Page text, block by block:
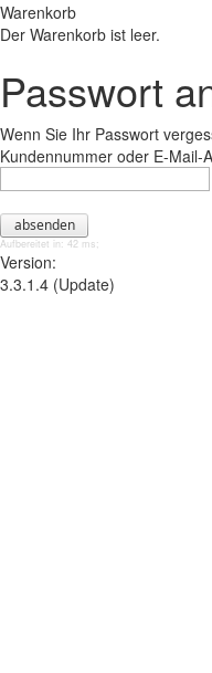
Warenkorb
Der Warenkorb ist leer.
Passwort
Wenn Sie Ihr Passwort
Kundennummer oder E-Mail-
Aufbereitet in: 42 ms;
Version:
3.3.1.4 (Update)